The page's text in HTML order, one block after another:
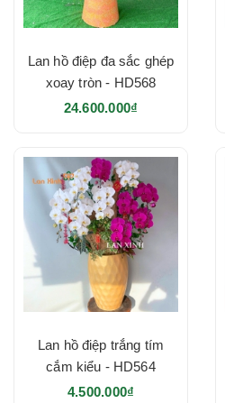
Lan hồ điệp đa sắc ghép
xoay tròn - HD568
24.600.000₫
Lan hồ điệp trắng tím
cắm kiểu - HD564
4.500.000₫